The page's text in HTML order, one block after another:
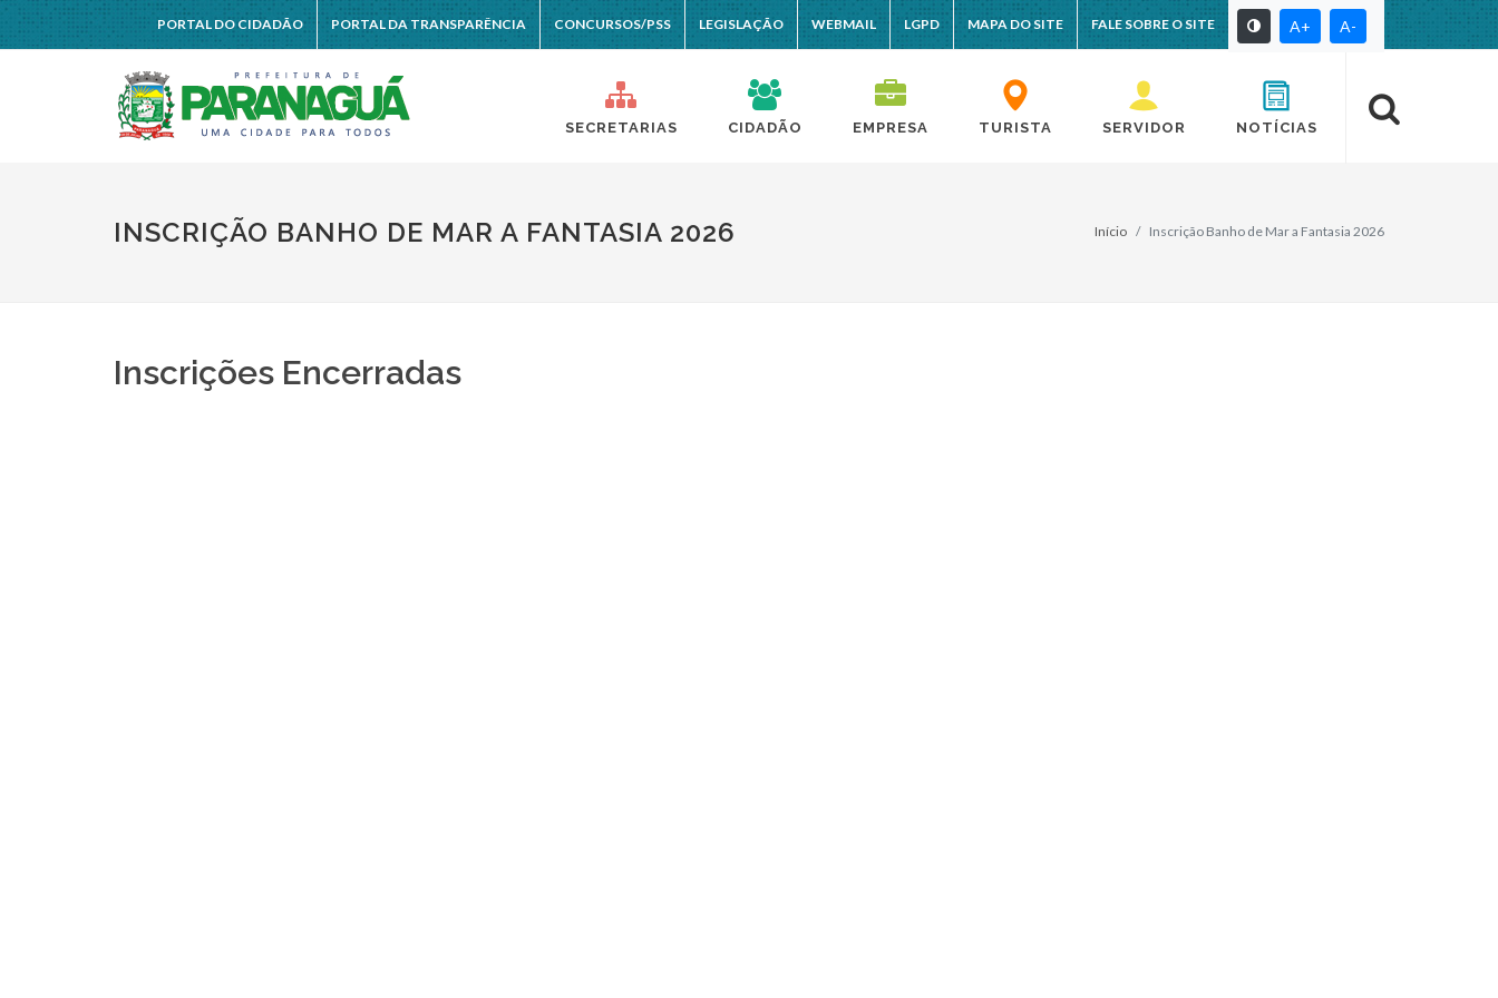
PORTAL DO CIDADÃO PORTAL DA TRANSPARÊNCIA CONCURSOS/PSS LEGISLAÇÃO WEBMAIL LGPD MAPA DO SITE FALE SOBRE O SITE A+ A-
SECRETARIAS CIDADÃO EMPRESA TURISTA SERVIDOR NOTÍCIAS
INSCRIÇÃO BANHO DE MAR A FANTASIA 2026 Início Inscrição Banho de Mar a Fantasia 2026
Inscrições Encerradas